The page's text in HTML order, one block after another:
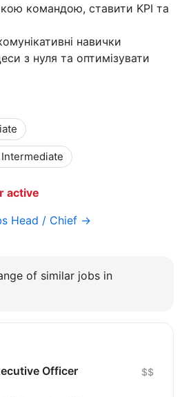
командою, ставити KPI та
навички
з нуля та оптимізувати
active
Head / Chief →
of similar jobs in
Officer $$